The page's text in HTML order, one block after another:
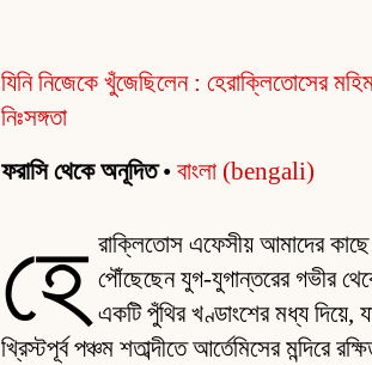
যিনি নিজেকে খুঁজেছিলেন : হেরাক্লিতোসের
নিঃসঙ্গতা
ফরাসি থেকে অনূদিত•বাংলা (bengali)
হে রাক্লিতোস এফেসীয় আমাদের কাছে
পৌঁছেছেন যুগ-যুগান্তরের গভীর
একটি পুঁথির খণ্ডাংশের মধ্য দিয়ে,
খ্রিস্টপূর্ব পঞ্চম শতাব্দীতে আর্তেমিসের মন্দিরে